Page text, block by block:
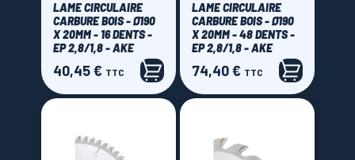
LAME CIRCULAIRE
CARBURE BOIS - Ø190
X 20MM - 16 DENTS -
EP 2,8/1,8 - AKE
Prix
40,45 € TTC
LAME CIRCULAIRE
CARBURE BOIS - Ø190
X 20MM - 48 DENTS -
EP 2,8/1,8 - AKE
Prix
74,40 € TTC